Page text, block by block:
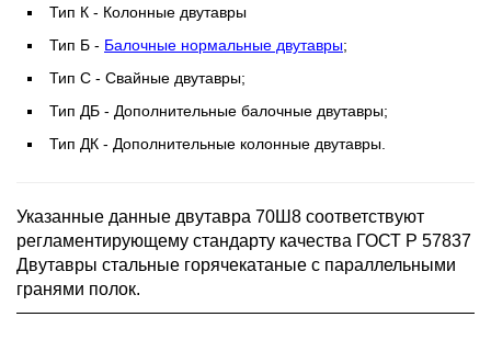
Тип К - Колонные двутавры
Тип Б - Балочные нормальные двутавры;
Тип С - Свайные двутавры;
Тип ДБ - Дополнительные балочные двутавры;
Тип ДК - Дополнительные колонные двутавры.
Указанные данные двутавра 70Ш8 соответствуют
регламентирующему стандарту качества ГОСТ Р 57837
Двутавры стальные горячекатаные с параллельными
гранями полок.